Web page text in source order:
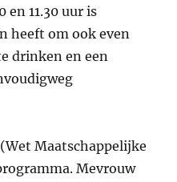
en 11.30 uur is
heeft om ook even
drinken en een
Maatschappelijke
Mevrouw